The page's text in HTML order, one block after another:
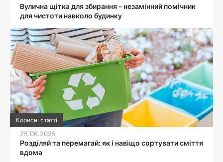
Вулична щітка для збирання - незамінний помічник
для чистоти навколо будинку
Корисні статті
25.06.2025
Розділяй та перемагай: як і навіщо сортувати сміття
вдома